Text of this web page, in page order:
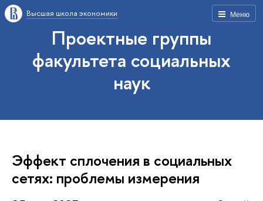
Меню
Высшая школа экономики
Проектные группы
факультета социальных
наук
Эффект сплочения в социальных
сетях: проблемы измерения